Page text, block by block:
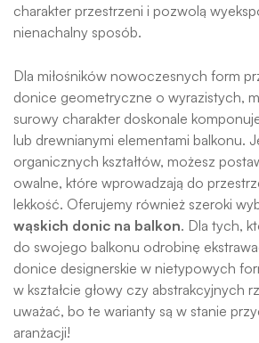
charakter przestrzeni i pozwolą
nienachalny sposób.
Dla miłośników nowoczesnych form
donice geometryczne o wyrazistych,
surowy charakter doskonale
lub drewnianymi elementami balkonu.
organicznych kształtów, możesz
owalne, które wprowadzają do
lekkość. Oferujemy również szeroki
wąskich donic na balkon. Dla tych,
do swojego balkonu odrobinę
donice designerskie w nietypowych
w kształcie głowy czy abstrakcyjnych
uważać, bo te warianty są w stanie
aranżacji!